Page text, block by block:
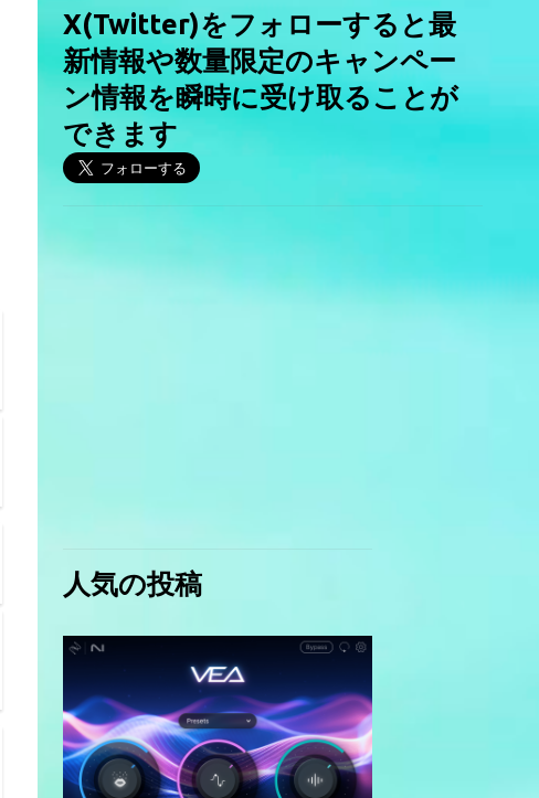
X(Twitter)をフォローすると最
新情報や数量限定のキャンペー
ン情報を瞬時に受け取ることが
できます
人気の投稿